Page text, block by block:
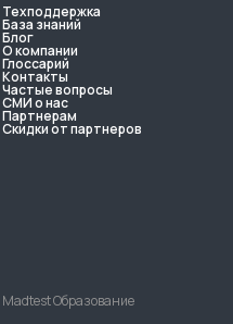
Madtest Образование
Техподдержка
База знаний
Блог
О компании
Глоссарий
Контакты
Частые вопросы
СМИ о нас
Партнерам
Скидки от партнеров